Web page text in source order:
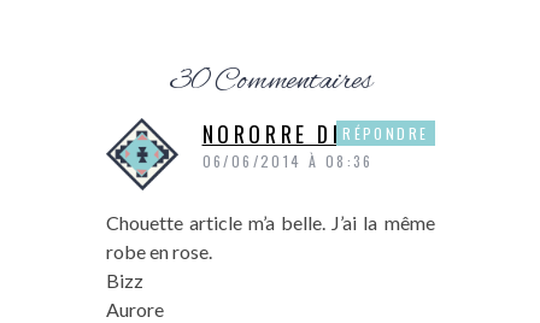
30 Commentaires
NORORRE DE P&P
06/06/2014 À 08:36
Chouette article m’a belle. J’ai la même
robe en rose.
Bizz
Aurore
RÉPONDRE